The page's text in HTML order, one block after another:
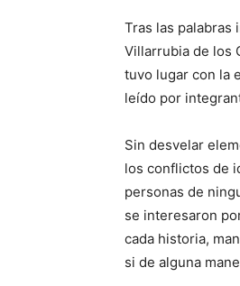
Tras las palabras
Villarrubia de los
tuvo lugar con la
leído por
Sin desvelar
los conflictos de
personas de
se interesaron
cada historia,
si de alguna